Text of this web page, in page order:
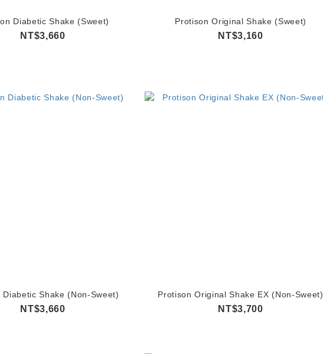
Diabetic Shake (Sweet)
NT$3,660
Protison Original Shake (Sweet)
NT$3,160
Diabetic Shake (Non-Sweet)
NT$3,660
Protison Original Shake EX (Non-Sweet)
NT$3,700